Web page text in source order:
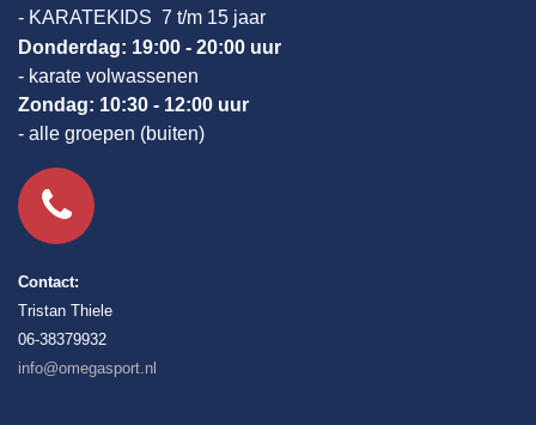
- KARATEKIDS 7 t/m 15 jaar
Donderdag: 19:00 - 20:00 uur
- karate volwassenen
Zondag: 10:30 - 12:00 uur
- alle groepen (buiten)
Contact:
Tristan Thiele
06-38379932
info@omegasport.nl